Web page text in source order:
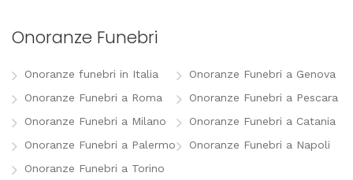
Onoranze Funebri
Onoranze funebri in Italia
Onoranze Funebri a Roma
Onoranze Funebri a Milano
Onoranze Funebri a Palermo
Onoranze Funebri a Torino
Onoranze Funebri a Genova
Onoranze Funebri a Pescara
Onoranze Funebri a Catania
Onoranze Funebri a Napoli